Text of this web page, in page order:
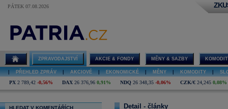
PÁTEK 07.08.2026
ZPRAVODAJSTVÍ AKCIE & FONDY MĚNY & SAZBY
PŘEHLED ZPRÁV AKCIOVÉ EKONOMICKÉ MĚNY KOMODITY
PX 2 789,42 -0,56% DAX 26 376,96 0,91% NDQ 26 348,35 -0,06% CZK/€ 24,245 0,08%
HLEDAT V KOMENTÁŘÍCH Detail - články